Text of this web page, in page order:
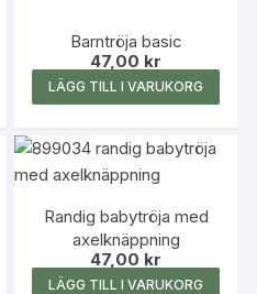
De
olika
kan
på
Barntröja basic
47,00 kr
LÄGG TILL I VARUKORG
Randig babytröja med
axelknäppning
47,00 kr
LÄGG TILL I VARUKORG